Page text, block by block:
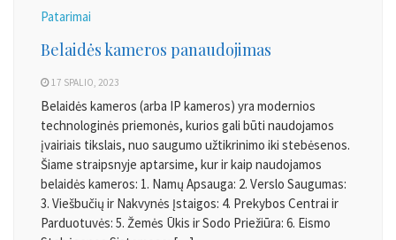
Patarimai
Belaidės kameros panaudojimas
17 SPALIO, 2023
Belaidės kameros (arba IP kameros) yra modernios
technologinės priemonės, kurios gali būti naudojamos
įvairiais tikslais, nuo saugumo užtikrinimo iki stebėsenos.
Šiame straipsnyje aptarsime, kur ir kaip naudojamos
belaidės kameros: 1. Namų Apsauga: 2. Verslo Saugumas:
3. Viešbučių ir Nakvynės Įstaigos: 4. Prekybos Centrai ir
Parduotuvės: 5. Žemės Ūkis ir Sodo Priežiūra: 6. Eismo